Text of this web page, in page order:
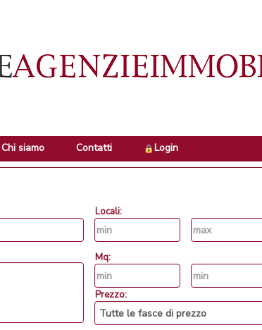
Chi siamo Contatti Login
Locali:
Mq:
Prezzo: